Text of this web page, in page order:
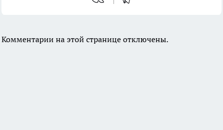
Комментарии на этой странице отключены.